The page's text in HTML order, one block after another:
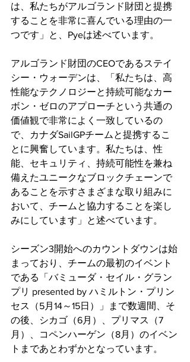
は、私たちがアルゴランド財団と提携
することを非常に喜んでいる理由の一
つです」と、Pyeは述べています。
アルゴランド財団のCEOであるステイ
シー・ウォーデンは、「私たちは、高
性能なテクノロジーと持続可能なカー
ボン・ゼロのアプローチという共通の
価値観で非常によく一致しているの
で、カナダSailGPチームと提携するこ
とに興奮しています。私たちは、性
能、セキュリティ、持続可能性を兼ね
備えたユニークなブロックチェーンで
あることを示すさまざまな取り組みに
おいて、チームと協力することを楽し
みにしています」と述べています。
シーズン3開始へのカウントダウンは始
まっており、チームの最初のイベント
である「バミューダ・セイル・グラン
プリ presented by ハミルトン・プリン
セス（5月14～15日）」まで数週間、そ
の後、シカゴ（6月）、プリマス（7
月）、コペンハーゲン（8月）のイベン
トまであとわずかとなっています。